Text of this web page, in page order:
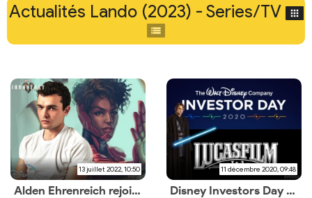
Actualités Lando (2023) - Series/TV
13 juillet 2022, 10:50
Alden Ehrenreich rejoint le casting de la série Disney+
11 décembre 2020, 09:48
Disney Investors Day 2020 - Les annonces Lucasfilm (Star Wars)